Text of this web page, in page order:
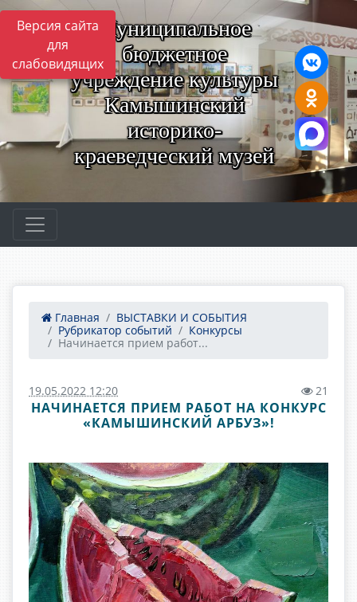
Версия сайта
для
слабовидящих
Муниципальное
бюджетное
учреждение культуры
Камышинский
историко-
краеведческий музей
Главная
ВЫСТАВКИ И СОБЫТИЯ
Рубрикатор событий
Конкурсы
Начинается прием работ...
19.05.2022 12:20 21
НАЧИНАЕТСЯ ПРИЕМ РАБОТ НА КОНКУРС
«КАМЫШИНСКИЙ АРБУЗ»!